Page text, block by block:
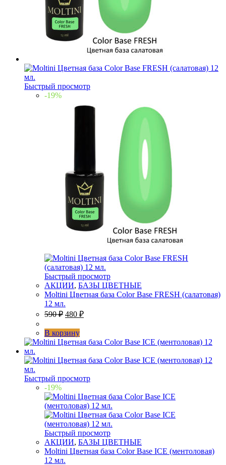
Быстрый просмотр
-19%
Быстрый просмотр
АКЦИИ, БАЗЫ ЦВЕТНЫЕ
Moltini Цветная база Color Base FRESH (салатовая)
12 мл.
590₽ 480 ₽
В корзину
Быстрый просмотр
-19%
Быстрый просмотр
АКЦИИ, БАЗЫ ЦВЕТНЫЕ
Moltini Цветная база Color Base ICE (ментоловая)
12 мл.